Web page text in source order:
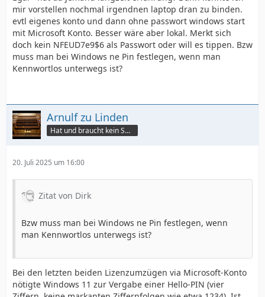
mir vorstellen nochmal irgendnen laptop dran zu binden.
evtl eigenes konto und dann ohne passwort windows start
mit Microsoft Konto. Besser wäre aber lokal. Merkt sich
doch kein NFEUD7e9$6 als Passwort oder will es tippen. Bzw
muss man bei Windows ne Pin festlegen, wenn man
Kennwortlos unterwegs ist?
Arnulf zu Linden
Hat und braucht kein Smartphone!
20. Juli 2025 um 16:00
Zitat von Dirk
Bzw muss man bei Windows ne Pin festlegen, wenn
man Kennwortlos unterwegs ist?
Bei den letzten beiden Lizenzumzügen via Microsoft-Konto
nötigte Windows 11 zur Vergabe einer Hello-PIN (vier